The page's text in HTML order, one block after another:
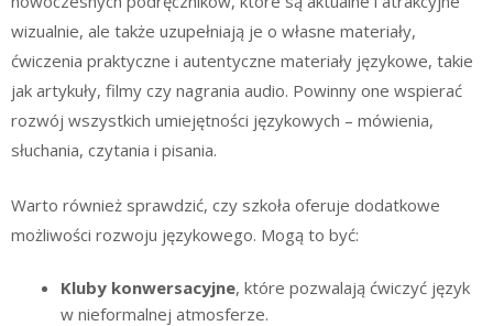
wizualnie, ale także uzupełniają je o własne materiały,
ćwiczenia praktyczne i autentyczne materiały językowe, takie
jak artykuły, filmy czy nagrania audio. Powinny one wspierać
rozwój wszystkich umiejętności językowych – mówienia,
słuchania, czytania i pisania.
Warto również sprawdzić, czy szkoła oferuje dodatkowe
możliwości rozwoju językowego. Mogą to być:
Kluby konwersacyjne, które pozwalają ćwiczyć język
w nieformalnej atmosferze.